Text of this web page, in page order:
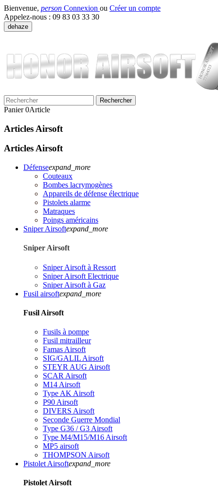
Bienvenue, person Connexion ou Créer un compte
Appelez-nous : 09 83 03 33 30
dehaze
Rechercher
Panier 0Article
Articles Airsoft
Articles Airsoft
Défenseexpand_more
Couteaux
Bombes lacrymogènes
Appareils de défense électrique
Pistolets alarme
Matraques
Poings américains
Sniper Airsoftexpand_more
Sniper Airsoft
Sniper Airsoft à Ressort
Sniper Airsoft Electrique
Sniper Airsoft à Gaz
Fusil airsoftexpand_more
Fusil Airsoft
Fusils à pompe
Fusil mitrailleur
Famas Airsoft
SIG/GALIL Airsoft
STEYR AUG Airsoft
SCAR Airsoft
M14 Airsoft
Type AK Airsoft
P90 Airsoft
DIVERS Airsoft
Seconde Guerre Mondial
Type G36 / G3 Airsoft
Type M4/M15/M16 Airsoft
MP5 airsoft
THOMPSON Airsoft
Pistolet Airsoftexpand_more
Pistolet Airsoft